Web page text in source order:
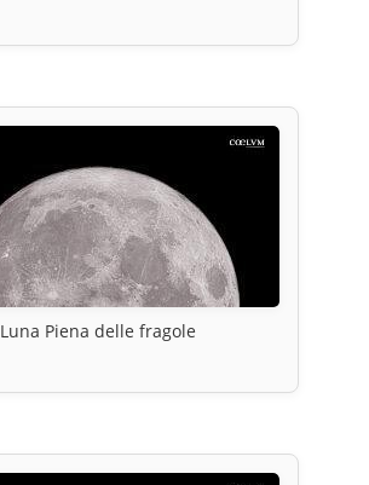
Luna Piena delle fragole